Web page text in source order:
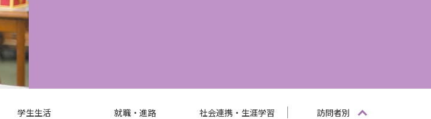
学生生活 就職・進路 社会連携・生涯学習 訪問者別